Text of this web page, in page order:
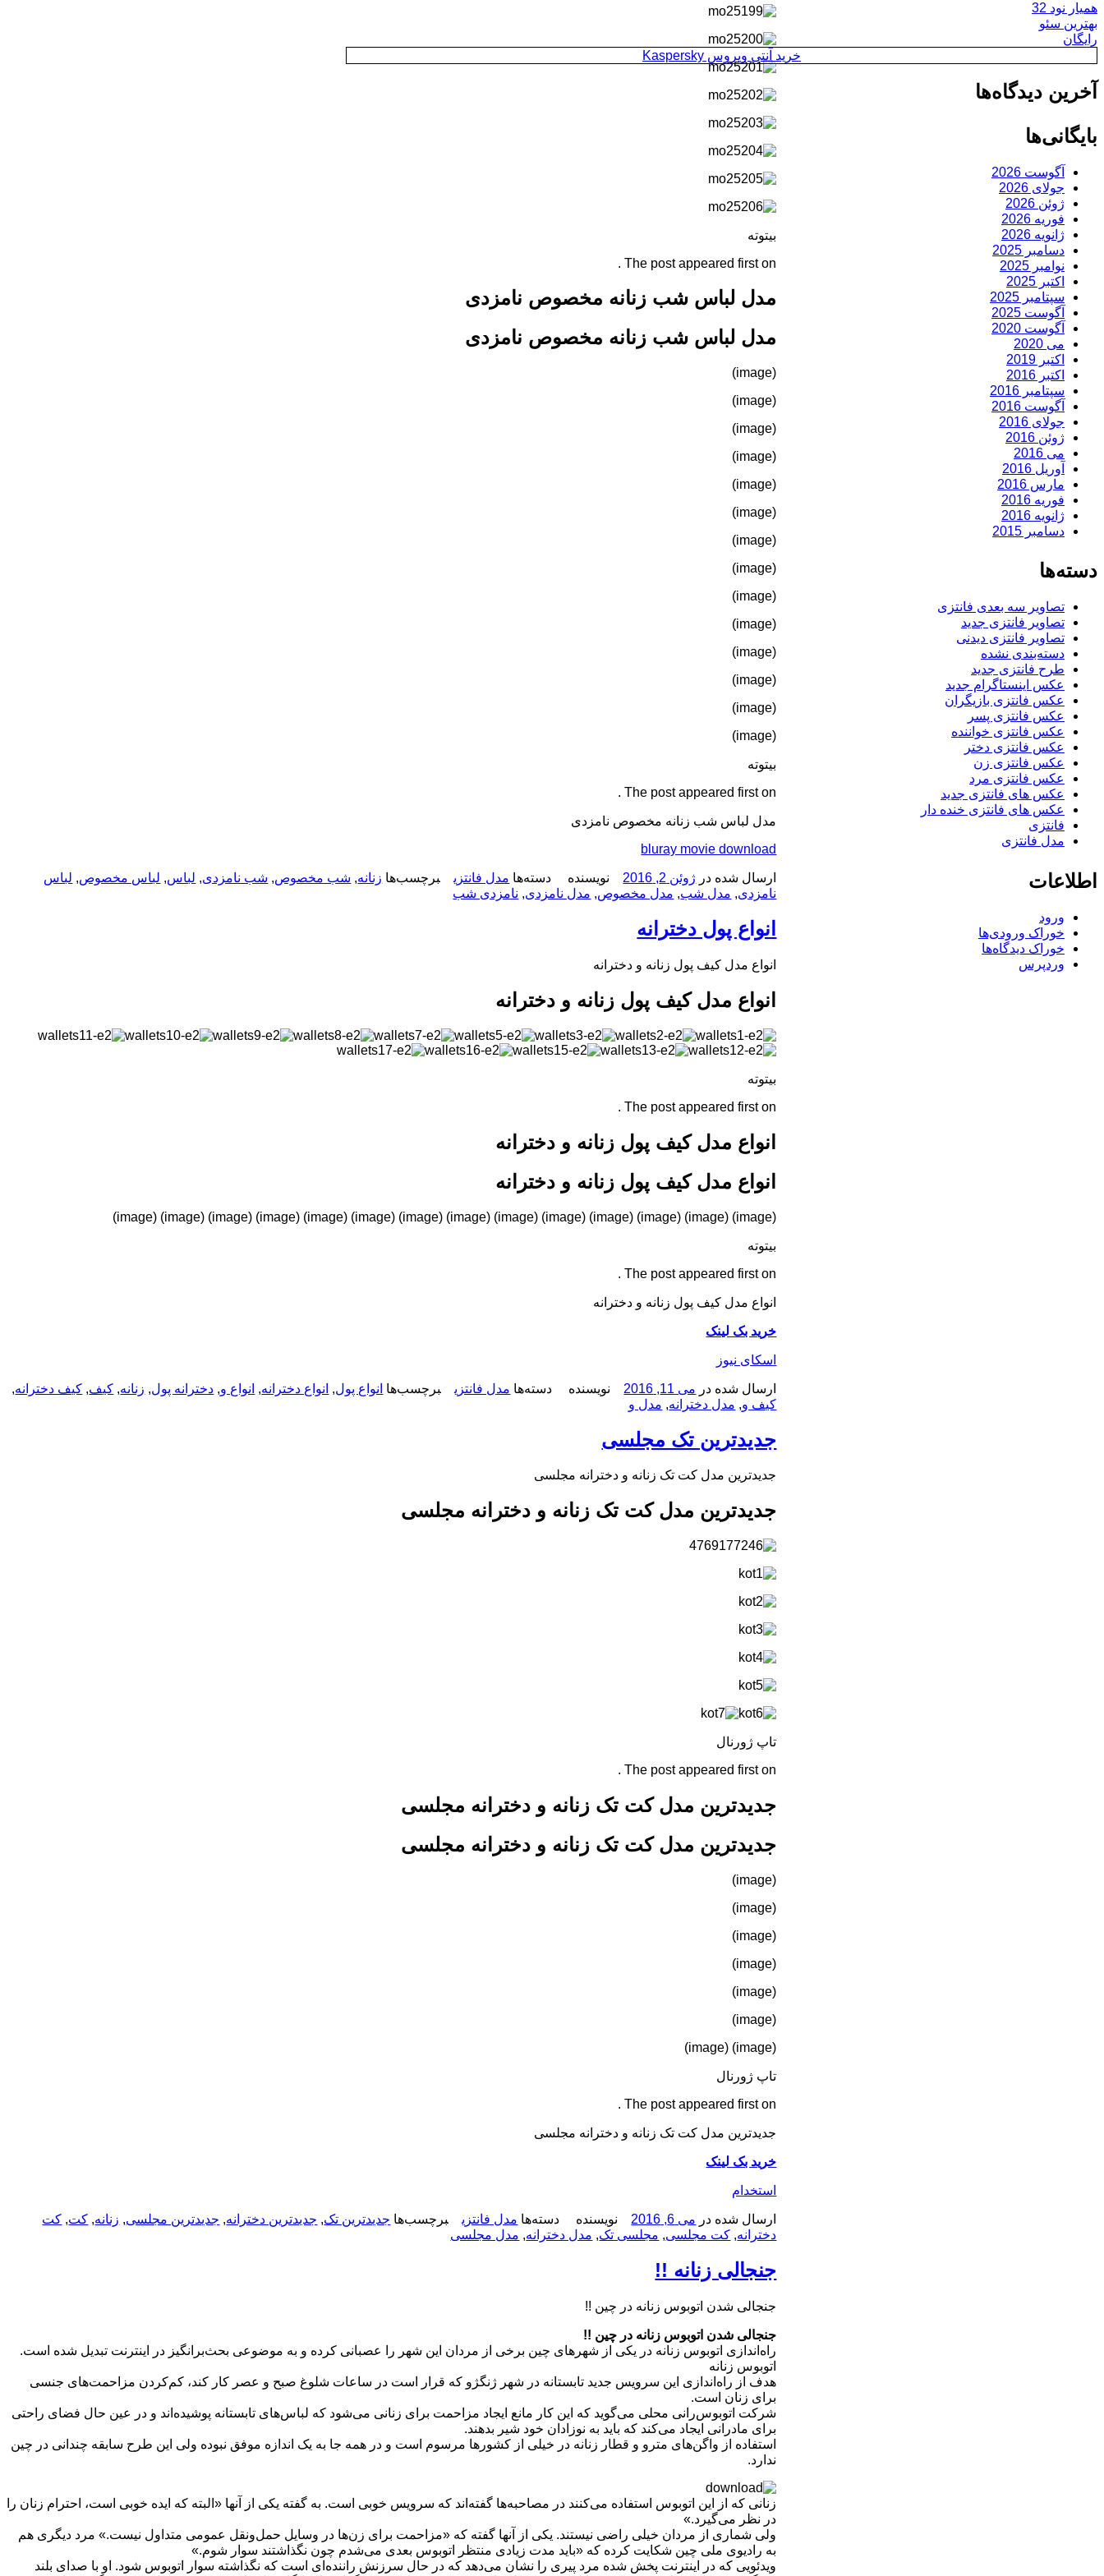
همیار نود 32
بهترین سئو
رایگان
خرید آنتی ویروس Kaspersky
آخرین دیدگاه‌ها
بایگانی‌ها
آگوست 2026
جولای 2026
ژوئن 2026
فوریه 2026
ژانویه 2026
دسامبر 2025
نوامبر 2025
اکتبر 2025
سپتامبر 2025
آگوست 2025
آگوست 2020
می 2020
اکتبر 2019
اکتبر 2016
سپتامبر 2016
آگوست 2016
جولای 2016
ژوئن 2016
می 2016
آوریل 2016
مارس 2016
فوریه 2016
ژانویه 2016
دسامبر 2015
دسته‌ها
تصاویر سه بعدی فانتزی
تصاویر فانتزی جدید
تصاویر فانتزی دیدنی
دسته‌بندی نشده
طرح فانتزی جدید
عکس اینستاگرام جدید
عکس فانتزی بازیگران
عکس فانتزی پسر
عکس فانتزی خواننده
عکس فانتزی دختر
عکس فانتزی زن
عکس فانتزی مرد
عکس های فانتزی جدید
عکس های فانتزی خنده دار
فانتزی
مدل فانتزی
اطلاعات
ورود
خوراک ورودی‌ها
خوراک دیدگاه‌ها
وردپرس
بیتوته
The post appeared first on .
مدل لباس شب زنانه مخصوص نامزدی
مدل لباس شب زنانه مخصوص نامزدی
(image)
(image)
(image)
(image)
(image)
(image)
(image)
(image)
(image)
(image)
(image)
(image)
(image)
(image)
بیتوته
The post appeared first on .
مدل لباس شب زنانه مخصوص نامزدی
bluray movie download
ارسال شده در ژوئن 2, 2016 نویسنده دسته‌ها مدل فانتزی برچسب‌ها زنانه, شب مخصوص, شب نامزدی, لباس, لباس مخصوص, لباس
نامزدی, مدل شب, مدل مخصوص, مدل نامزدی, نامزدی شب
انواع پول دخترانه
انواع مدل کیف پول زنانه و دخترانه
انواع مدل کیف پول زنانه و دخترانه
بیتوته
The post appeared first on .
انواع مدل کیف پول زنانه و دخترانه
انواع مدل کیف پول زنانه و دخترانه
(image) (image) (image) (image) (image) (image) (image) (image) (image) (image) (image) (image) (image) (image)
بیتوته
The post appeared first on .
انواع مدل کیف پول زنانه و دخترانه
خرید بک لینک
اسکای نیوز
ارسال شده در می 11, 2016 نویسنده دسته‌ها مدل فانتزی برچسب‌ها انواع پول, انواع دخترانه, انواع و, دخترانه پول, زنانه, کیف, کیف دخترانه,
کیف و, مدل دخترانه, مدل و
جدیدترین تک مجلسی
جدیدترین مدل کت تک زنانه و دخترانه مجلسی
جدیدترین مدل کت تک زنانه و دخترانه مجلسی
تاپ ژورنال
The post appeared first on .
جدیدترین مدل کت تک زنانه و دخترانه مجلسی
جدیدترین مدل کت تک زنانه و دخترانه مجلسی
(image)
(image)
(image)
(image)
(image)
(image)
(image) (image)
تاپ ژورنال
The post appeared first on .
جدیدترین مدل کت تک زنانه و دخترانه مجلسی
خرید بک لینک
استخدام
ارسال شده در می 6, 2016 نویسنده دسته‌ها مدل فانتزی برچسب‌ها جدیدترین تک, جدیدترین دخترانه, جدیدترین مجلسی, زنانه, کت, کت
دخترانه, کت مجلسی, مجلسی تک, مدل دخترانه, مدل مجلسی
جنجالی زنانه !!
جنجالی شدن اتوبوس‌ زنانه در چین !!
جنجالی شدن اتوبوس‌ زنانه در چین !!
راه‌اندازی اتوبوس‌ زنانه در یکی از شهرهای چین برخی از مردان این شهر را عصبانی کرده و به موضوعی بحث‌برانگیز در اینترنت تبدیل شده است.
اتوبوس‌ زنانه
هدف از راه‌اندازی این سرویس جدید تابستانه در شهر ژنگژو که قرار است در ساعات شلوغ صبح و عصر کار کند، کم‌کردن مزاحمت‌های جنسی
برای زنان است.
شرکت اتوبوس‌رانی محلی می‌گوید که این کار مانع ایجاد مزاحمت برای زنانی می‌شود که لباس‌های تابستانه پوشیده‌اند و در عین حال فضای راحتی
برای مادرانی ایجاد می‌کند که باید به نوزادان خود شیر بدهند.
استفاده از واگن‌های مترو و قطار زنانه در خیلی از کشورها مرسوم است و در همه جا به یک اندازه موفق نبوده ولی این طرح سابقه چندانی در چین
ندارد.
زنانی که از این اتوبوس‌ استفاده می‌کنند در مصاحبه‌ها گفته‌اند که سرویس خوبی است. به گفته یکی از آنها «البته که ایده خوبی است، احترام زنان را
در نظر می‌گیرد.»
ولی شماری از مردان خیلی راضی نیستند. یکی از آنها گفته که «مزاحمت برای زن‌ها در وسایل حمل‌ونقل عمومی متداول نیست.» مرد دیگری هم
به رادیوی ملی چین شکایت کرده که «باید مدت زیادی منتظر اتوبوس بعدی می‌شدم چون نگذاشتند سوار شوم.»
ویدئویی که در اینترنت پخش شده مرد پیری را نشان می‌دهد که در حال سرزنش راننده‌ای است که نگذاشته سوار اتوبوس شود. او با صدای بلند